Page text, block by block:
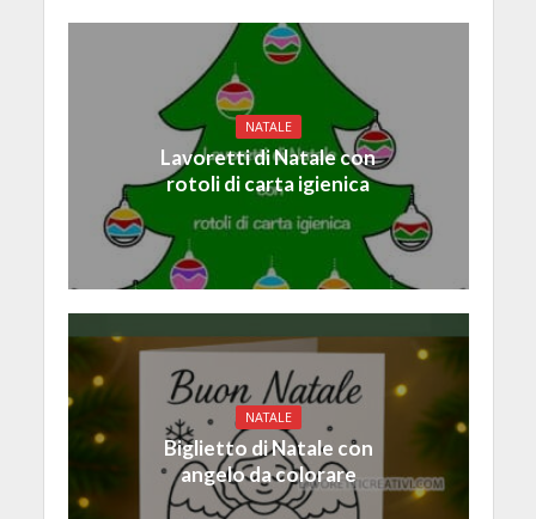
NATALE
Lavoretti di Natale con
rotoli di carta igienica
NATALE
Biglietto di Natale con
angelo da colorare